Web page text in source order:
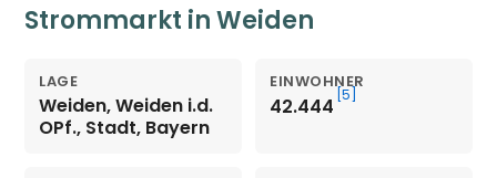
Strommarkt in Weiden
LAGE
Weiden, Weiden i.d.
OPf., Stadt, Bayern
EINWOHNER
42.444 [5]